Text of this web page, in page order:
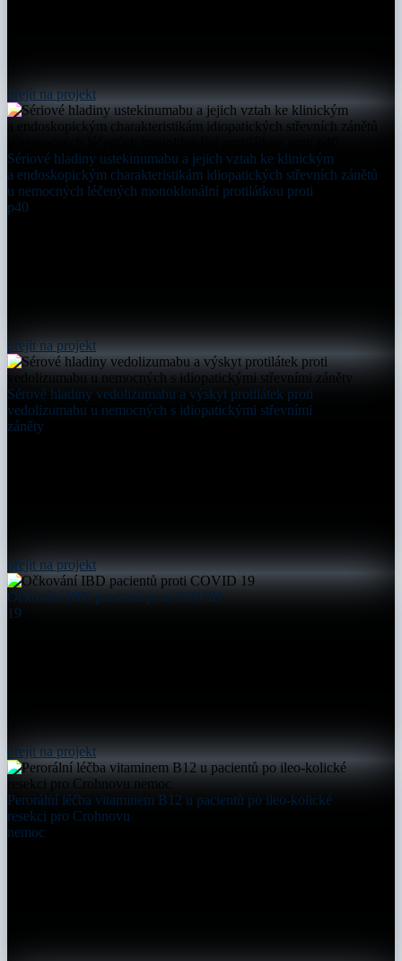
přejít na projekt
Sériové hladiny ustekinumabu a jejich vztah ke klinickým
a endoskopickým charakteristikám idiopatických střevních zánětů
u nemocných léčených monoklonální protilátkou proti
p40
přejít na projekt
Sérové hladiny vedolizumabu a výskyt protilátek proti
vedolizumabu u nemocných s idiopatickými střevními
záněty
přejít na projekt
Očkování IBD pacientů proti COVID
19
přejít na projekt
Perorální léčba vitaminem B12 u pacientů po ileo-kolické
resekci pro Crohnovu
nemoc